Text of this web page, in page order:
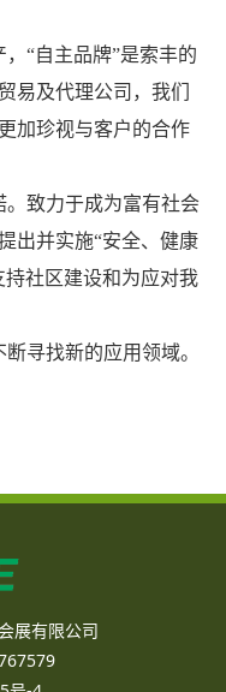
“自主品牌”是索丰的
易及代理公司，我们
加珍视与客户的合作
。致力于成为富有社会
出并实施“安全、健康
社区建设和为应对我
寻找新的应用领域。
展有限公司